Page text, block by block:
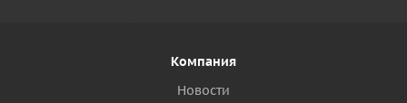
Компания
Новости